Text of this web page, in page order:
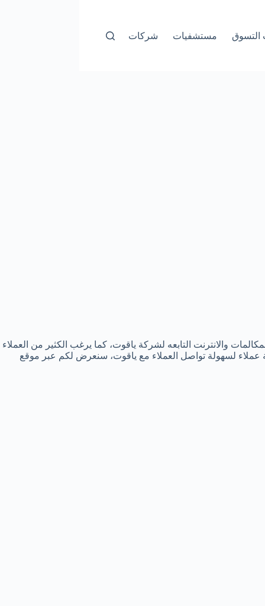
مستشفيات شركات
والانترنت التابعه لشركة ياقوت، كما يرغب الكثير من العملاء
عملاء لسهولة تواصل العملاء مع ياقوت، سنعرض لكم عبر موقع